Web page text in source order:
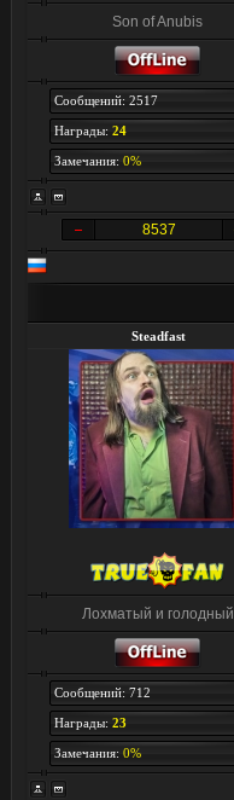
Son of Anubis
Сообщений: 2517
Награды: 24
Замечания: 0%
8537
Steadfast
Лохматый и голодный
Сообщений: 712
Награды: 23
Замечания: 0%